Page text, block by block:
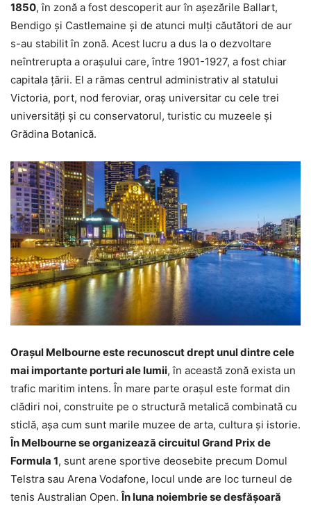
1850, în zonă a fost descoperit aur în așezările Ballart,
Bendigo și Castlemaine și de atunci mulți căutători de aur
s-au stabilit în zonă. Acest lucru a dus la o dezvoltare
neîntrerupta a orașului care, între 1901-1927, a fost chiar
capitala țării. El a rămas centrul administrativ al statului
Victoria, port, nod feroviar, oraș universitar cu cele trei
universități și cu conservatorul, turistic cu muzeele și
Grădina Botanică.
Orașul Melbourne este recunoscut drept unul dintre cele
mai importante porturi ale lumii, în această zonă exista un
trafic maritim intens. În mare parte orașul este format din
clădiri noi, construite pe o structură metalică combinată cu
sticlă, așa cum sunt marile muzee de arta, cultura și istorie.
În Melbourne se organizează circuitul Grand Prix de
Formula 1, sunt arene sportive deosebite precum Domul
Telstra sau Arena Vodafone, locul unde are loc turneul de
tenis Australian Open.În luna noiembrie se desfășoară